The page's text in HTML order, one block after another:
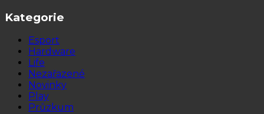
Kategorie
Esport
Hardware
Life
Nezařazené
Novinky
Play
Průzkum